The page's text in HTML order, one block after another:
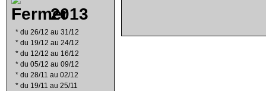
2013
* du 26/12 au 31/12
* du 19/12 au 24/12
* du 12/12 au 16/12
* du 05/12 au 09/12
* du 28/11 au 02/12
* du 19/11 au 25/11